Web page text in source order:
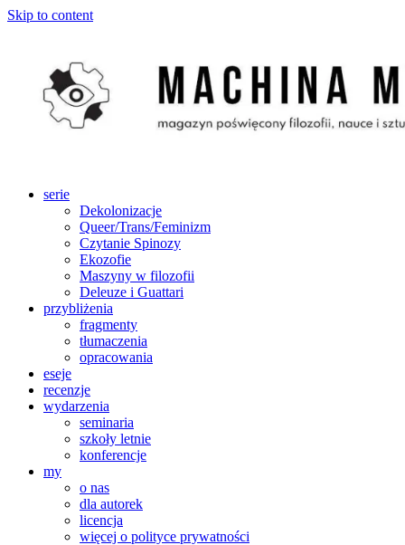
Skip to content
serie
Dekolonizacje
Queer/Trans/Feminizm
Czytanie Spinozy
Ekozofie
Maszyny w filozofii
Deleuze i Guattari
przybliżenia
fragmenty
tłumaczenia
opracowania
eseje
recenzje
wydarzenia
seminaria
szkoły letnie
konferencje
my
o nas
dla autorek
licencja
więcej o polityce prywatności